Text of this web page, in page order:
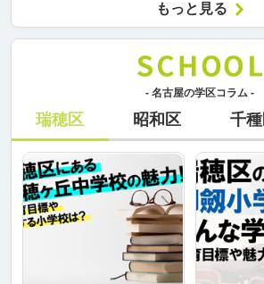
もっと見る
- 名古屋の学区コラム -
瑞穂区 昭和区 千